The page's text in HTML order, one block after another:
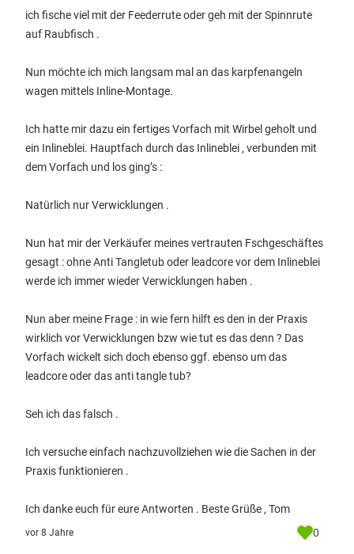
ich fische viel mit der Feederrute oder geh mit der Spinnrute
auf Raubfisch .
Nun möchte ich mich langsam mal an das karpfenangeln
wagen mittels Inline-Montage.
Ich hatte mir dazu ein fertiges Vorfach mit Wirbel geholt und
ein Inlineblei. Hauptfach durch das Inlineblei , verbunden mit
dem Vorfach und los ging’s :
Natürlich nur Verwicklungen .
Nun hat mir der Verkäufer meines vertrauten Fschgeschäftes
gesagt : ohne Anti Tangletub oder leadcore vor dem Inlineblei
werde ich immer wieder Verwicklungen haben .
Nun aber meine Frage : in wie fern hilft es den in der Praxis
wirklich vor Verwicklungen bzw wie tut es das denn ? Das
Vorfach wickelt sich doch ebenso ggf. ebenso um das
leadcore oder das anti tangle tub?
Seh ich das falsch .
Ich versuche einfach nachzuvollziehen wie die Sachen in der
Praxis funktionieren .
Ich danke euch für eure Antworten . Beste Grüße , Tom
vor 8 Jahre 0